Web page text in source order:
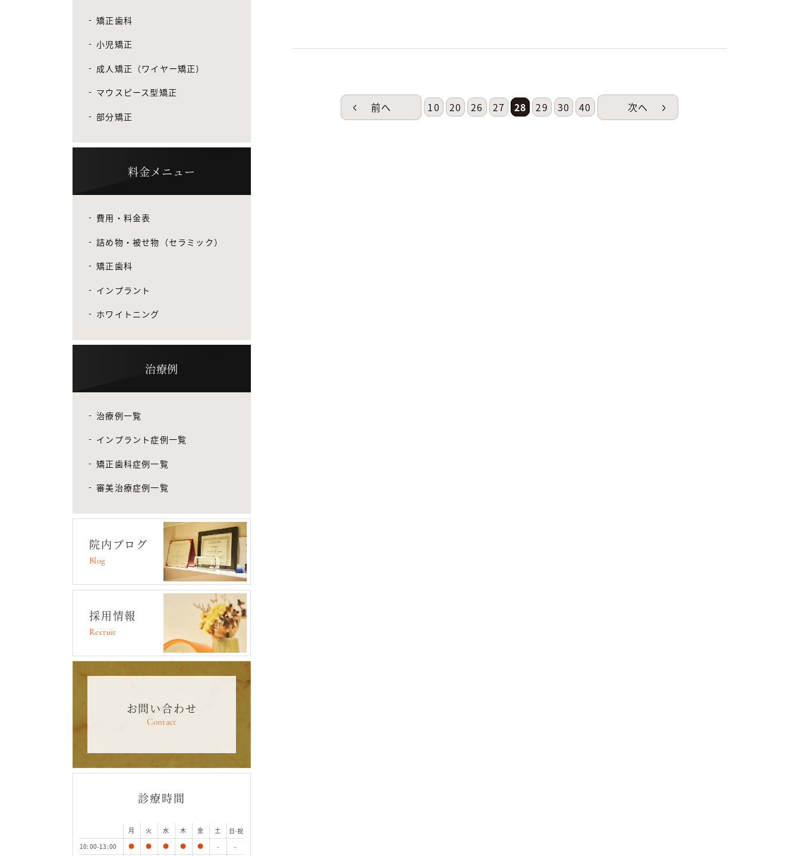
前へ 10 20 26 27 28 29 30 40 次へ
矯正歯科
小児矯正
成人矯正（ワイヤー矯正）
マウスピース型矯正
部分矯正
料金メニュー
費用・料金表
詰め物・被せ物（セラミック）
矯正歯科
インプラント
ホワイトニング
治療例
治療例一覧
インプラント症例一覧
矯正歯科症例一覧
審美治療症例一覧
院内ブログ
Blog
採用情報
Recruit
お問い合わせ
Contact
診療時間
月 火 水 木 金 土
日·祝
10:00-13:00
● ● ● ● ● - -